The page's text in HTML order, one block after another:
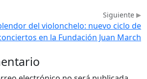
Siguiente
del violonchelo: nuevo ciclo de
en la Fundación Juan March